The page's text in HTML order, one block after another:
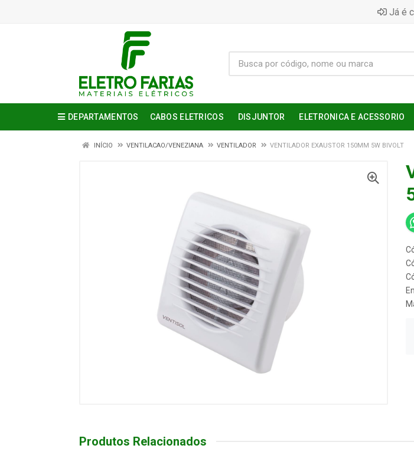
Já é
DEPARTAMENTOS CABOS ELETRICOS DISJUNTOR ELETRONICA E ACESSORIO
INÍCIO VENTILACAO/VENEZIANA VENTILADOR VENTILADOR EXAUSTOR 150MM 5W BIVOLT
Produtos Relacionados